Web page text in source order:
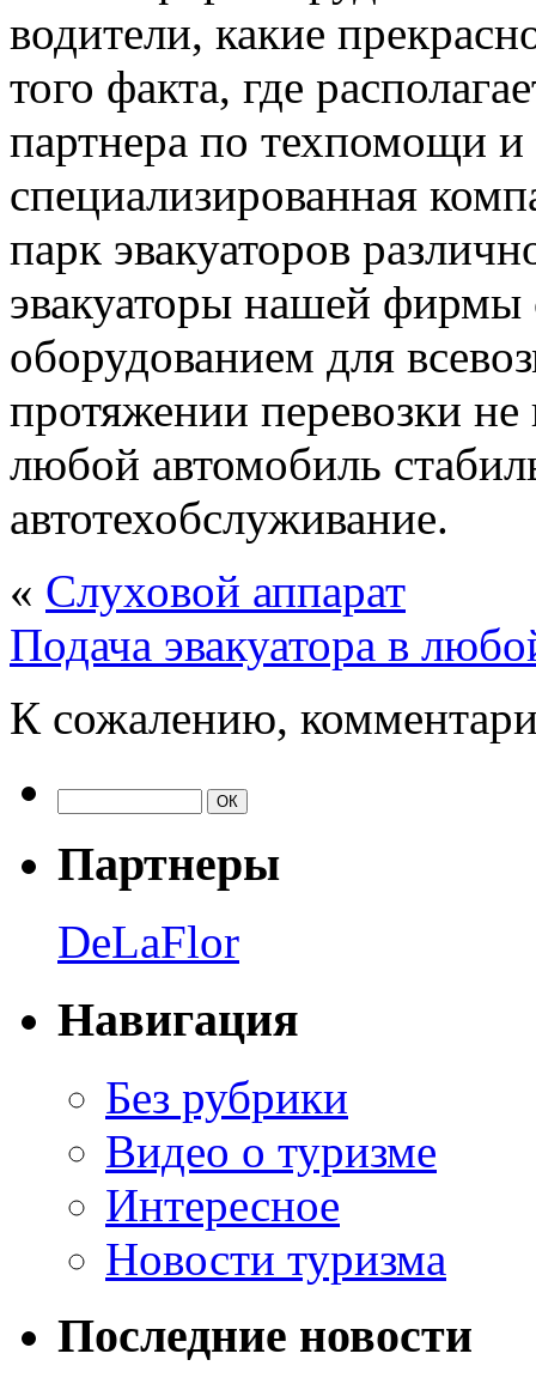
водители, какие
того факта, где
партнера по техпомощи
специализированная
парк эвакуаторов
эвакуаторы нашей
оборудованием для
протяжении перевозки
любой автомобиль
автотехобслуживание.
« Слуховой аппарат
Подача эвакуатора в
К сожалению,
Партнеры
DeLaFlor
Навигация
Без рубрики
Видео о туризме
Интересное
Новости туризма
Последние новости